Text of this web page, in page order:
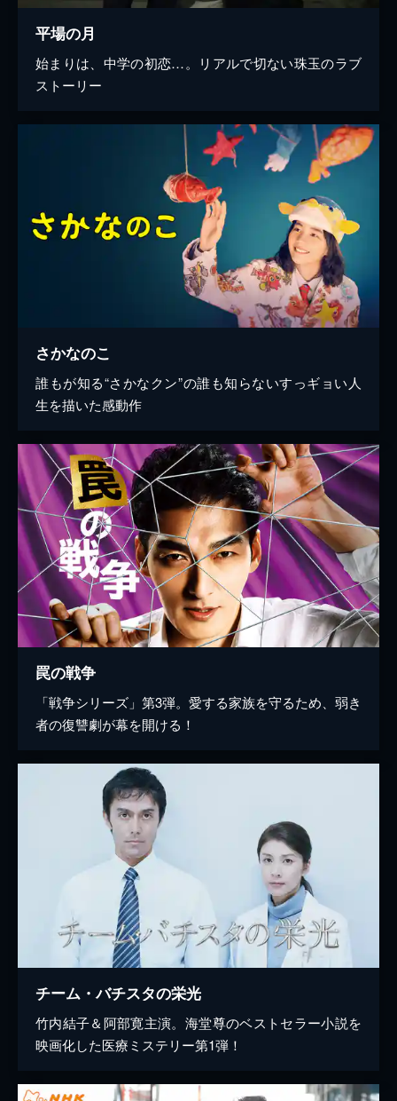
平場の月
始まりは、中学の初恋…。リアルで切ない珠玉のラブ
ストーリー
さかなのこ
誰もが知る“さかなクン”の誰も知らないすっギョい人
生を描いた感動作
罠の戦争
「戦争シリーズ」第3弾。愛する家族を守るため、弱き
者の復讐劇が幕を開ける！
チーム・バチスタの栄光
竹内結子＆阿部寛主演。海堂尊のベストセラー小説を
映画化した医療ミステリー第1弾！